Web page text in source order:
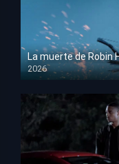
La muerte de Robin
2026
HD 1080p